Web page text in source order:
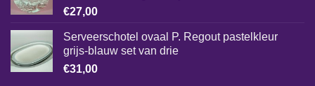
€27,00
Serveerschotel ovaal P. Regout pastelkleur
grijs-blauw set van drie
€31,00